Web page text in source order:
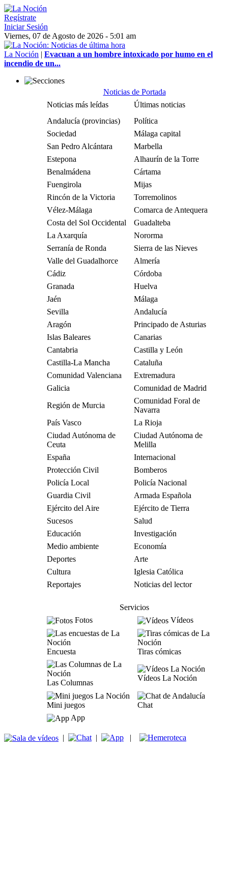
Regístrate
Iniciar Sesión
Viernes, 07 de Agosto de 2026 - 5:01 am
La Noción | Evacuan a un hombre intoxicado por humo en el
incendio de un...
Noticias de Portada
Noticias más leídas
Últimas noticias
Andalucía (provincias)
Política
Sociedad
Málaga capital
San Pedro Alcántara
Marbella
Estepona
Alhaurín de la Torre
Benalmádena
Cártama
Fuengirola
Mijas
Rincón de la Victoria
Torremolinos
Vélez-Málaga
Comarca de Antequera
Costa del Sol Occidental
Guadalteba
La Axarquía
Nororma
Serranía de Ronda
Sierra de las Nieves
Valle del Guadalhorce
Almería
Cádiz
Córdoba
Granada
Huelva
Jaén
Málaga
Sevilla
Andalucía
Aragón
Principado de Asturias
Islas Baleares
Canarias
Cantabria
Castilla y León
Castilla-La Mancha
Cataluña
Comunidad Valenciana
Extremadura
Galicia
Comunidad de Madrid
Región de Murcia
Comunidad Foral de
Navarra
País Vasco
La Rioja
Ciudad Autónoma de
Ceuta
Ciudad Autónoma de
Melilla
España
Internacional
Protección Civil
Bomberos
Policía Local
Policía Nacional
Guardia Civil
Armada Española
Ejército del Aire
Ejército de Tierra
Sucesos
Salud
Educación
Investigación
Medio ambiente
Economía
Deportes
Arte
Cultura
Iglesia Católica
Reportajes
Noticias del lector
Servicios
Fotos
Vídeos
Encuesta Tiras cómicas
Las Columnas
Vídeos La Noción
Mini juegos
Chat
App
| | |